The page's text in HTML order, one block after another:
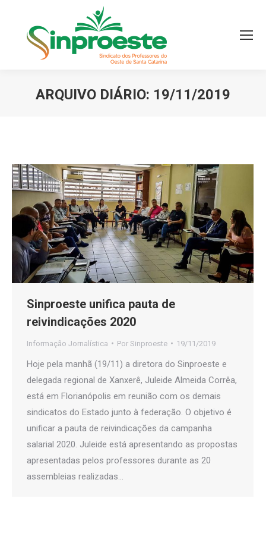
ARQUIVO DIÁRIO: 19/11/2019
Sinproeste unifica pauta de
reivindicações 2020
Informação Jornalística Por Sinproeste 19/11/2019
Hoje pela manhã (19/11) a diretora do Sinproeste e
delegada regional de Xanxerê, Juleide Almeida Corrêa,
está em Florianópolis em reunião com os demais
sindicatos do Estado junto à federação. O objetivo é
unificar a pauta de reivindicações da campanha
salarial 2020. Juleide está apresentando as propostas
apresentadas pelos professores durante as 20
assembleias realizadas…